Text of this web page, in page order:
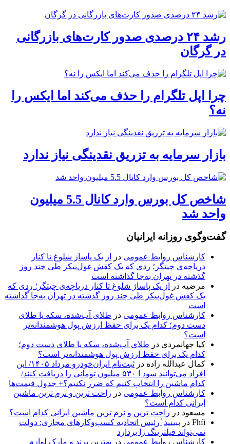
رشد ۲۴ درصدی صدور کارت‌های بازرگانی
در گرگان
چرا اپل تلگرام را حذف می‌کند اما ایکس را
نه؟
بازار سرمایه به تزریق نقدینگی نیاز ندارد
شاخص کل بورس وارد کانال 5.5 میلیون
واحد شد
گفت‌وگوی روزانه ایرانیان
کارشناس روابط عمومی در
از یک پاساژ شلوغ تا کنار
دریاچه‌ی چیتگر؛ ردی که یک کفش غول‌پیکر طی چند روز
گذشته در تهران به‌جا گذاشته است
مرضیه در
از یک پاساژ شلوغ تا کنار دریاچه‌ی چیتگر؛ ردی که
یک کفش غول‌پیکر طی چند روز گذشته در تهران به‌جا گذاشته
است
کارشناس روابط عمومی در طلای آب‌شده، سکه یا طلای
دست دوم؛ کدام یک برای حفظ ارزش پول هوشمندانه‌تر
است؟
کیا جهانمردی در طلای آب‌شده، سکه یا طلای دست دوم؛
کدام یک برای حفظ ارزش پول هوشمندانه‌تر است؟
کمال عبدالله زاده در
ثبت‌نام ایران‌خودرو مرداد ۱۴۰۵/ این
افراد می‌توانند سود ا ۵۳۰ میلیون تومانی را دریافت کنند/
کدام ماشین را انتخاب کنیم که ضرر نکنیم؟+ جدول قیمت‌ها
کارشناس روابط عمومی در راحت ترین و نرم ترین ماشین
ایرانی کدام است؟
مسعود در راحت ترین و نرم ترین ماشین ایرانی کدام است؟
Fhfi در ببینید| ٰرئیس اتحادیه کسب‌وکارهای مجازی: دولت
نمی‌تواند فیلترینگ را بردارد
کارشناس روابط عمومی در بهترین برند و مارک لوازم